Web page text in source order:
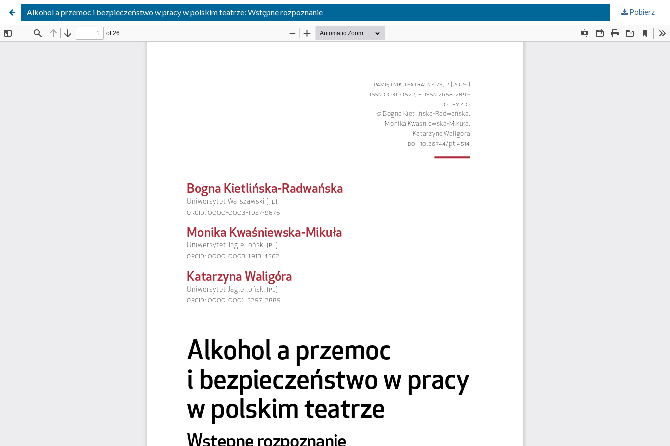
Alkohol a przemoc i bezpieczeństwo w pracy w polskim teatrze: Wstępne rozpoznanie Pobierz